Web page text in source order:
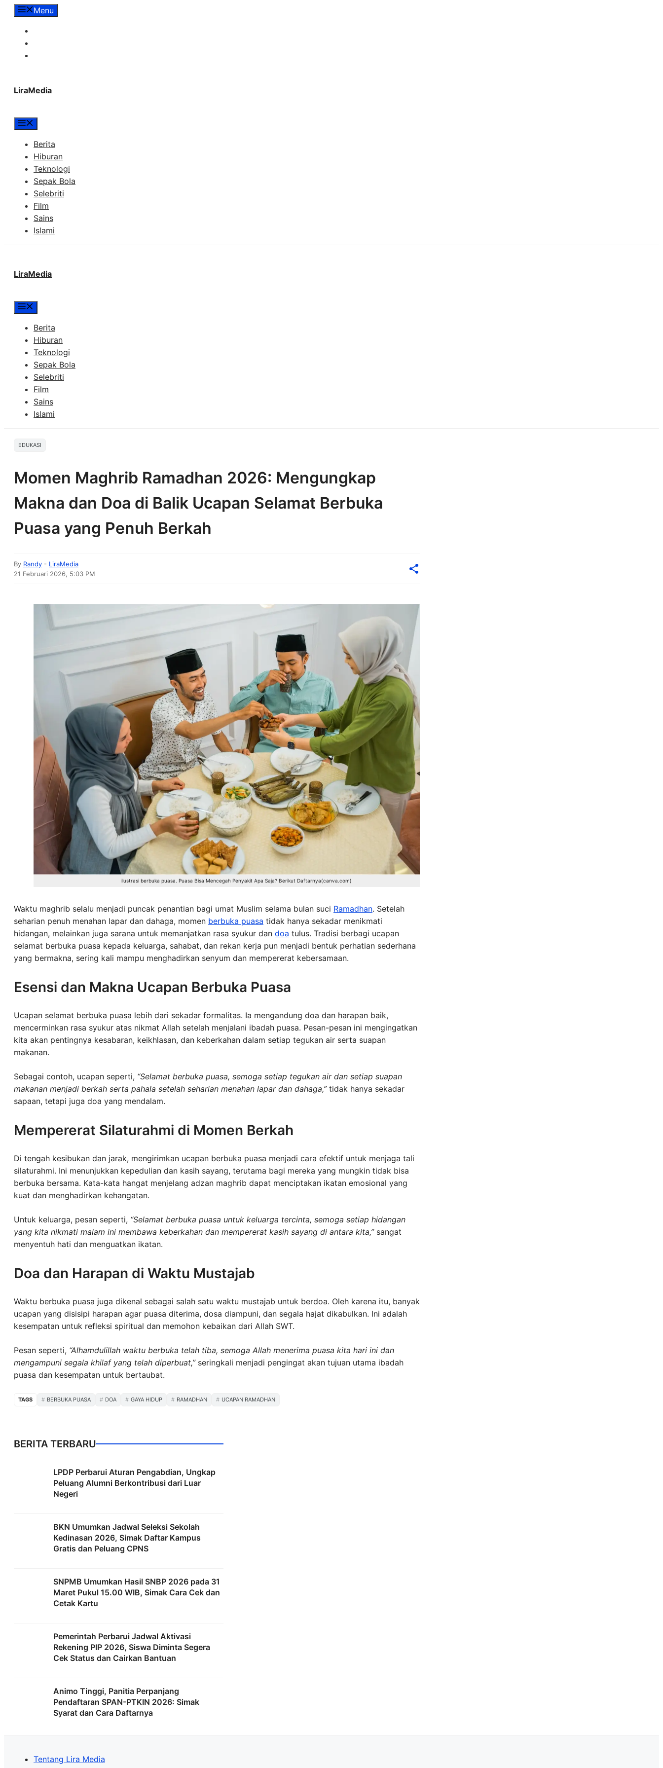
LangsungMenu
LiraMedia
Berita
Hiburan
Teknologi
Sepak Bola
Selebriti
Film
Sains
Islami
LiraMedia
Berita
Hiburan
Teknologi
Sepak Bola
Selebriti
Film
Sains
Islami
EDUKASI
Momen Maghrib Ramadhan 2026: Mengungkap
Makna dan Doa di Balik Ucapan Selamat Berbuka
Puasa yang Penuh Berkah
By Randy - LiraMedia
21 Februari 2026, 5:03 PM
ilustrasi berbuka puasa. Puasa Bisa Mencegah Penyakit Apa Saja? Berikut Daftarnya(canva.com)
Waktu maghrib selalu menjadi puncak penantian bagi umat Muslim selama bulan suci Ramadhan. Setelah
seharian penuh menahan lapar dan dahaga, momen berbuka puasa tidak hanya sekadar menikmati
hidangan, melainkan juga sarana untuk memanjatkan rasa syukur dan doa tulus. Tradisi berbagi ucapan
selamat berbuka puasa kepada keluarga, sahabat, dan rekan kerja pun menjadi bentuk perhatian sederhana
yang bermakna, sering kali mampu menghadirkan senyum dan mempererat kebersamaan.
Esensi dan Makna Ucapan Berbuka Puasa
Ucapan selamat berbuka puasa lebih dari sekadar formalitas. Ia mengandung doa dan harapan baik,
mencerminkan rasa syukur atas nikmat Allah setelah menjalani ibadah puasa. Pesan-pesan ini mengingatkan
kita akan pentingnya kesabaran, keikhlasan, dan keberkahan dalam setiap tegukan air serta suapan
makanan.
Sebagai contoh, ucapan seperti, “Selamat berbuka puasa, semoga setiap tegukan air dan setiap suapan
makanan menjadi berkah serta pahala setelah seharian menahan lapar dan dahaga,”tidak hanya sekadar
sapaan, tetapi juga doa yang mendalam.
Mempererat Silaturahmi di Momen Berkah
Di tengah kesibukan dan jarak, mengirimkan ucapan berbuka puasa menjadi cara efektif untuk menjaga tali
silaturahmi. Ini menunjukkan kepedulian dan kasih sayang, terutama bagi mereka yang mungkin tidak bisa
berbuka bersama. Kata-kata hangat menjelang adzan maghrib dapat menciptakan ikatan emosional yang
kuat dan menghadirkan kehangatan.
Untuk keluarga, pesan seperti, “Selamat berbuka puasa untuk keluarga tercinta, semoga setiap hidangan
yang kita nikmati malam ini membawa keberkahan dan mempererat kasih sayang di antara kita,”sangat
menyentuh hati dan menguatkan ikatan.
Doa dan Harapan di Waktu Mustajab
Waktu berbuka puasa juga dikenal sebagai salah satu waktu mustajab untuk berdoa. Oleh karena itu, banyak
ucapan yang disisipi harapan agar puasa diterima, dosa diampuni, dan segala hajat dikabulkan. Ini adalah
kesempatan untuk refleksi spiritual dan memohon kebaikan dari Allah SWT.
Pesan seperti, “Alhamdulillah waktu berbuka telah tiba, semoga Allah menerima puasa kita hari ini dan
mengampuni segala khilaf yang telah diperbuat,”seringkali menjadi pengingat akan tujuan utama ibadah
puasa dan kesempatan untuk bertaubat.
TAGS BERBUKA PUASA DOA GAYA HIDUP RAMADHAN UCAPAN RAMADHAN
BERITA TERBARU
LPDP Perbarui Aturan Pengabdian, Ungkap
Peluang Alumni Berkontribusi dari Luar
Negeri
BKN Umumkan Jadwal Seleksi Sekolah
Kedinasan 2026, Simak Daftar Kampus
Gratis dan Peluang CPNS
SNPMB Umumkan Hasil SNBP 2026 pada 31
Maret Pukul 15.00 WIB, Simak Cara Cek dan
Cetak Kartu
Pemerintah Perbarui Jadwal Aktivasi
Rekening PIP 2026, Siswa Diminta Segera
Cek Status dan Cairkan Bantuan
Animo Tinggi, Panitia Perpanjang
Pendaftaran SPAN-PTKIN 2026: Simak
Syarat dan Cara Daftarnya
Tentang Lira Media